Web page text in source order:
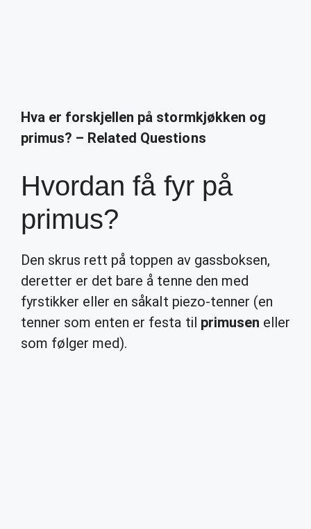
Hva er forskjellen på stormkjøkken og
primus? – Related Questions
Hvordan få fyr på
primus?
Den skrus rett på toppen av gassboksen,
deretter er det bare å tenne den med
fyrstikker eller en såkalt piezo-tenner (en
tenner som enten er festa til primusen eller
som følger med).